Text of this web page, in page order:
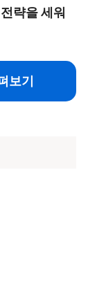
략을 세워
보기